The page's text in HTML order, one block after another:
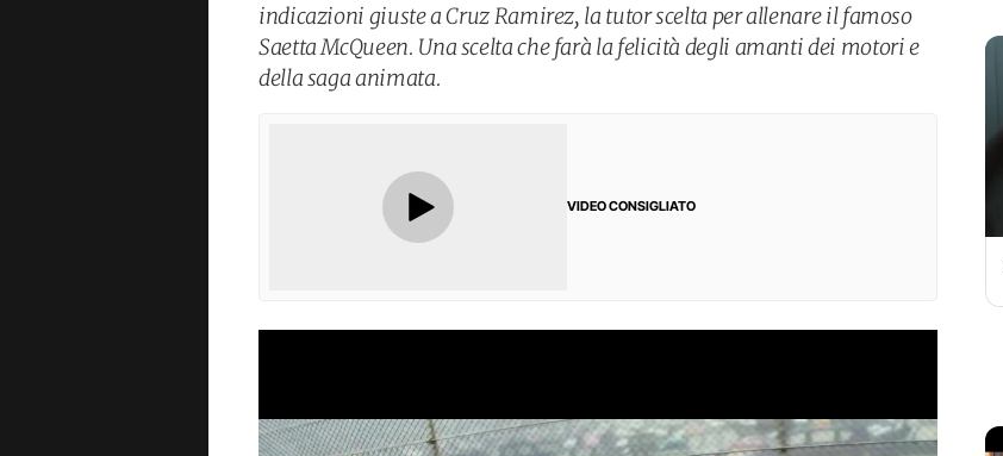
indicazioni giuste a Cruz Ramirez, la tutor scelta per allenare il famoso
Saetta McQueen. Una scelta che farà la felicità degli amanti dei motori e
della saga animata.
VIDEO CONSIGLIATO